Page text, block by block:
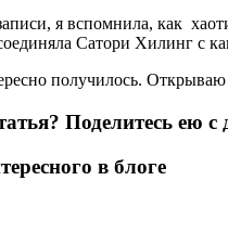
я вспомнила, как
Сатори Хилинг с
получилось. Открываю
Поделитесь ею с
в блоге